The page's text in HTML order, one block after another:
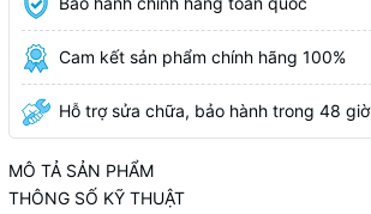
Cam kết sản phẩm chính hãng 100%
Hỗ trợ sửa chữa, bảo hành trong 48 giờ
MÔ TẢ SẢN PHẨM
THÔNG SỐ KỸ THUẬT